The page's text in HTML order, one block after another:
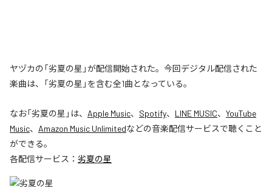
ヤヅカの「劣夏の星」が配信開始された。今回デジタル配信された
楽曲は、「劣夏の星」を含む全1曲となっている。
なお「劣夏の星 」は、 Apple Music、 Spotify、 LINE MUSIC、 YouTube
Music、 Amazon Music Unlimitedなどの音楽配信サービスで聴くこと
ができる。
各配信サービス： 劣夏の星